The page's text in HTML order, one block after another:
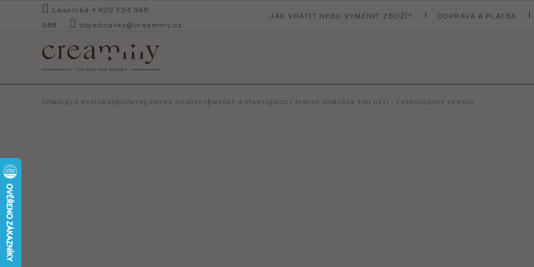
Lesnická +420 724 349
968
objednavky@creammy.cz
JAK VRÁTIT NEBO VYMĚNIT ZBOŽÍ? DOPRAVA A PLATBA
DOMŮCELÁ NABÍDKAHRAČKY KLASICKÉ HRAČKY DOMEČKY A STANY DJECO LÁTKOVÝ DOMEČEK PRO DĚTI - FRANCOUZSKÝ VENKOV